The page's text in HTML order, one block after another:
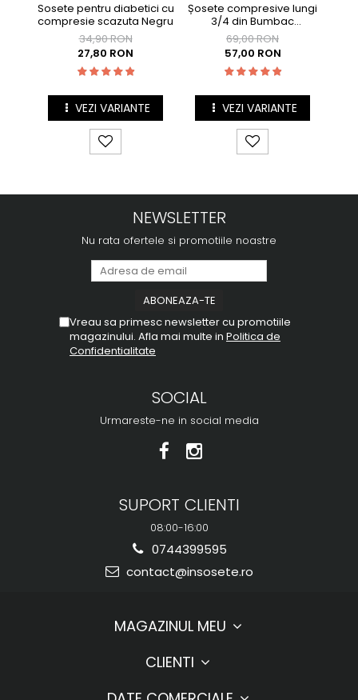
Sosete pentru diabetici cu
compresie scazuta Negru
34,90 RON
27,80 RON
VEZI VARIANTE
Șosete compresive lungi
3/4 din Bumbac
Mercerizat Bej
69,00 RON
57,00 RON
VEZI VARIANTE
NEWSLETTER
Nu rata ofertele si promotiile noastre
Vreau sa primesc newsletter cu promotiile
magazinului. Afla mai multe in Politica de
Confidentialitate
SOCIAL
Urmareste-ne in social media
SUPORT CLIENTI
08:00-16:00
0744399595
contact@insosete.ro
MAGAZINUL MEU
CLIENTI